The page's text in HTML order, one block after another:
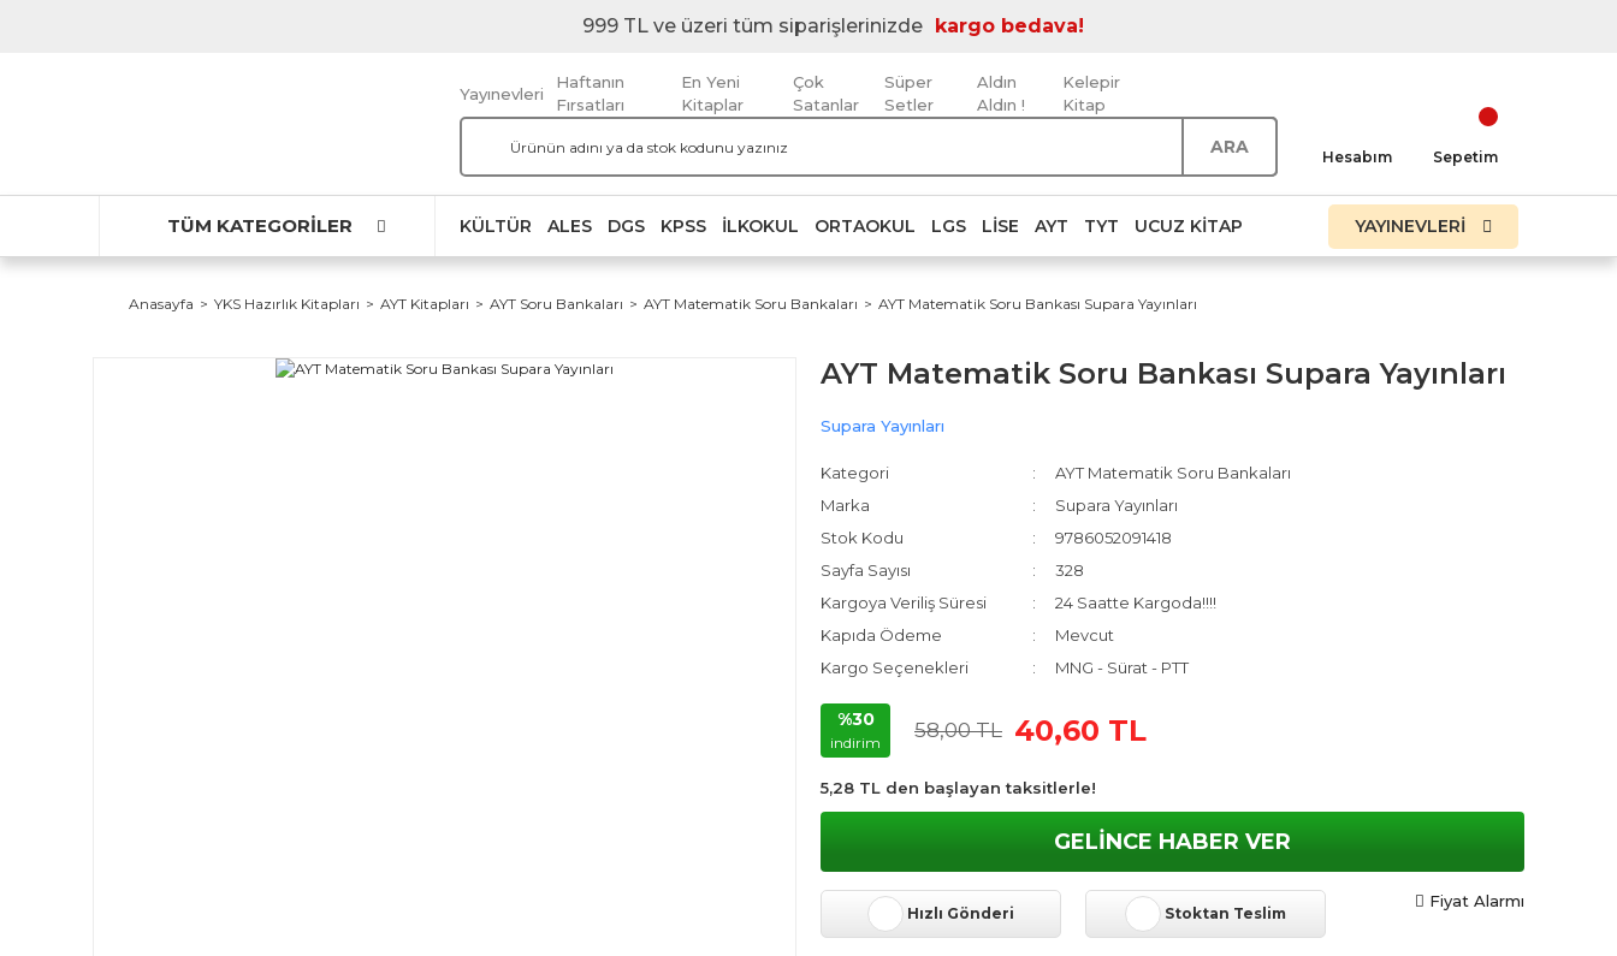
999 TL ve üzeri tüm siparişlerinizde kargo bedava!
Yayınevleri
Haftanın
Fırsatları
En Yeni
Kitaplar
Çok
Satanlar
Süper
Setler
Aldın
Aldın !
Kelepir
Kitap
ARA Hesabım Sepetim
TÜM KATEGORİLER KÜLTÜR ALES DGS KPSS İLKOKUL ORTAOKUL LGS LISE AYT TYT UCUZ KITAP YAYINEVLERİ
Anasayfa YKS Hazırlık Kitapları AYT Kitapları AYT Soru Bankaları AYT Matematik Soru Bankaları AYT Matematik Soru Bankası Supara Yayınları
AYT Matematik Soru Bankası Supara Yayınları
Supara Yayınları
Kategori
AYT Matematik Soru Bankaları
Marka
Supara Yayınları
Stok Kodu
9786052091418
Sayfa Sayısı
328
Kargoya Veriliş Süresi
24 Saatte Kargoda!!!!
Kapıda Ödeme
Mevcut
Kargo Seçenekleri
MNG - Sürat - PTT
%30
indirim
58,00 TL 40,60 TL
5,28 TL den başlayan taksitlerle!
GELİNCE HABER VER
Hızlı Gönderi Stoktan Teslim
Fiyat Alarmı